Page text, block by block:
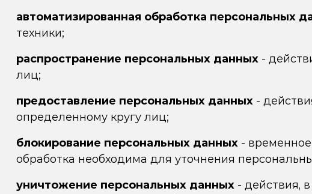
автоматизированная обработка персональных
техники;
распространение персональных данных-
лиц;
предоставление персональных данных-
определенному кругу лиц;
блокирование персональных данных- временное
обработка необходима для уточнения
уничтожение персональных данных- действия,